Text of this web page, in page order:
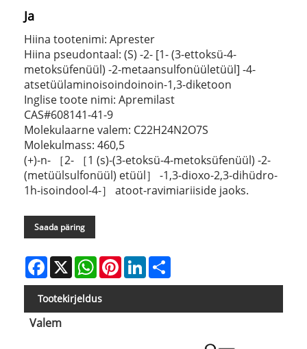
Ja
Hiina tootenimi: Aprester
Hiina pseudontaal: (S) -2- [1- (3-ettoksü-4-
metoksüfenüül) -2-metaansulfonüületüül] -4-
atsetüülaminoisoindoinoin-1,3-diketoon
Inglise toote nimi: Apremilast
CAS#608141-41-9
Molekulaarne valem: C22H24N2O7S
Molekulmass: 460,5
(+)-n- ［2- ［1 (s)-(3-etoksü-4-metoksüfenüül) -2-
(metüülsulfonüül) etüül］ -1,3-dioxo-2,3-dihüdro-
1h-isoindool-4-］ atoot-ravimiariiside jaoks.
Saada päring
Facebook
X WhatsAppPinterestLinkedIn
Tootekirjeldus
Valem